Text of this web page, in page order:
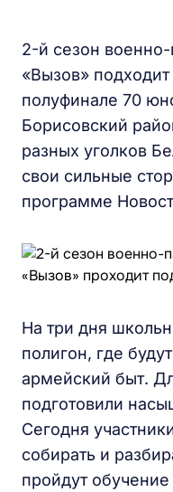
2-й сезон военно-
«Вызов»
полуфинале 70
Борисовский
разных уголков
свои сильные
программе
На три дня
полигон, где
армейский быт.
подготовили
Сегодня
собирать и
пройдут